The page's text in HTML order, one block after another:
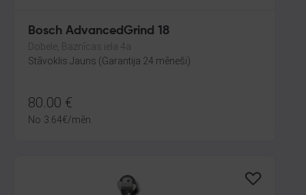
Bosch AdvancedGrind 18
Dobele, Baznīcas iela 4a
Stāvoklis Jauns (Garantija 24 mēneši)
80.00 €
No 3.64€/mēn.